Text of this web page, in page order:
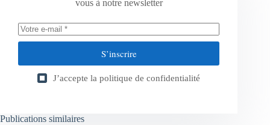
vous à notre newsletter
S’inscrire
J’accepte la politique de confidentialité
Publications similaires